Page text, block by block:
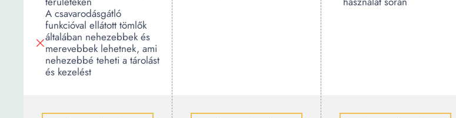
A csavarodásgátló
funkcióval ellátott tömlők
általában nehezebbek és
merevebbek lehetnek, ami
nehezebbé teheti a tárolást
és kezelést